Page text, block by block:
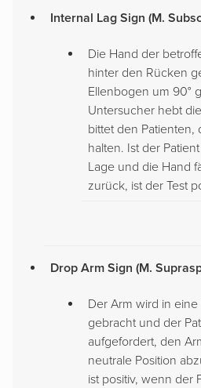
Internal Lag Sign (M.
Die Hand der
hinter den Rücken
Ellenbogen um 90°
Untersucher hebt
bittet den Patienten,
halten. Ist der
Lage und die Hand
zurück, ist der Test
Drop Arm Sign (M.
Der Arm wird in
gebracht und der
aufgefordert, den
neutrale Position
ist positiv, wenn der